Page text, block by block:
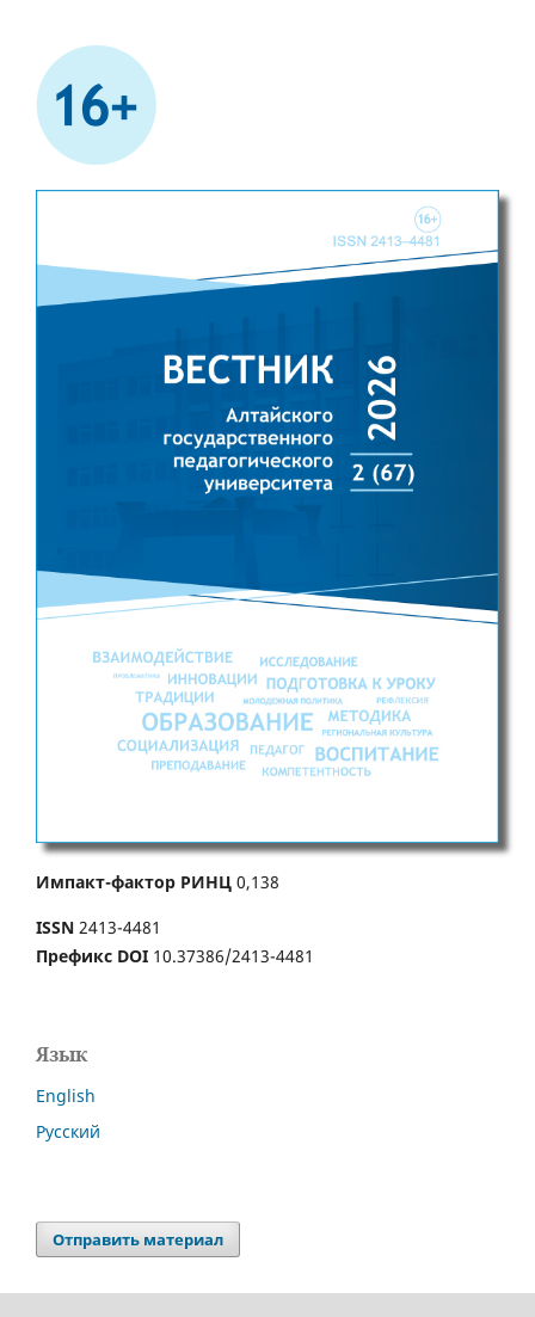
Импакт-фактор РИНЦ 0,138
ISSN 2413-4481
Префикс DOI 10.37386/2413-4481
Язык
English
Русский
Отправить материал